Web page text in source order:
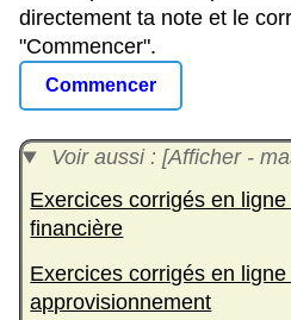
directement ta note et le
"Commencer".
Commencer
Voir aussi : [Afficher -
Exercices corrigés en
financière
Exercices corrigés en ligne
approvisionnement